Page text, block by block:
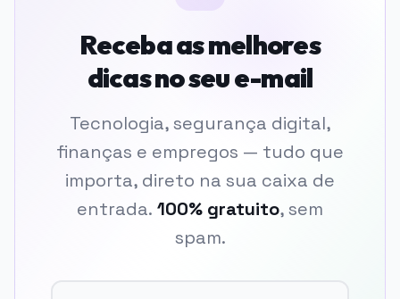
Receba as melhores
dicas no seu e-mail
Tecnologia, segurança digital,
finanças e empregos — tudo que
importa, direto na sua caixa de
entrada. 100% gratuito, sem
spam.